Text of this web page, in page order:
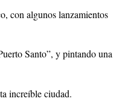
con algunos lanzamientos
Santo”, y pintando una
increíble ciudad.